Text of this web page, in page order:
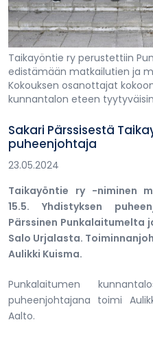
Taikayöntie ry perustettiin
edistämään matkailutien ja
Kokouksen osanottajat
kunnantalon eteen
Sakari Pärssisestä
puheenjohtaja
23.05.2024
Taikayöntie ry -niminen
15.5. Yhdistyksen
Pärssinen Punkalaitumelta
Salo Urjalasta.
Aulikki Kuisma.
Punkalaitumen
puheenjohtajana toimi
Aalto.